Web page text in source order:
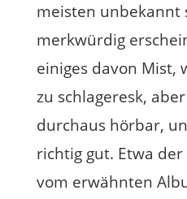
meisten unbekannt
merkwürdig
einiges davon Mist,
zu schlageresk,
durchaus hörbar,
richtig gut. Etwa der
vom erwähnten